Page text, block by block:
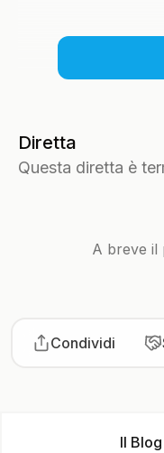
Diretta
Questa diretta è
A breve il
Condividi
Il